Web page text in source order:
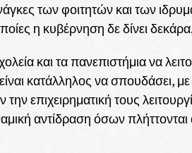
των φοιτητών και των
η κυβέρνηση δε δίνει δεκάρα.
και τα πανεπιστήμια να
κατάλληλος να σπουδάσει,
επιχειρηματική τους
αντίδραση όσων